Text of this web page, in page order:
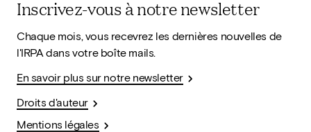
Inscrivez-vous à notre newsletter
Chaque mois, vous recevrez les dernières nouvelles de
l'IRPA dans votre boîte mails.
En savoir plus sur notre newsletter
Droits d'auteur
Mentions légales